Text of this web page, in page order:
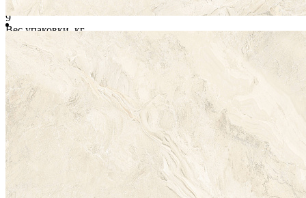
Толщина, мм
9
Вес упаковки, кг
Страна
Индия
Цвет
Бежевый
Рисунок
Дизайнерское исполнение камня
Форма
Квадрат
Поверхность
Глянцевая гладкая
Да